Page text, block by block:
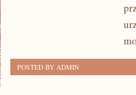
POSTED BY ADMIN